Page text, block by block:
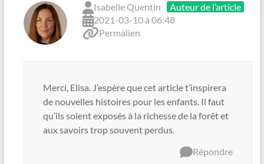
Isabelle Quentin
Auteur de l’article
2021-03-10 à 06:48
Permalien
Merci, Elisa. J’espère que cet article t’inspirera
de nouvelles histoires pour les enfants. Il faut
qu’ils soient exposés à la richesse de la forêt et
aux savoirs trop souvent perdus.
Répondre